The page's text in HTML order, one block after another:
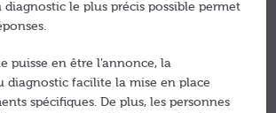
diagnostic le plus précis possible permet
puisse en être l’annonce, la
diagnostic facilite la mise en place
spécifiques. De plus, les personnes